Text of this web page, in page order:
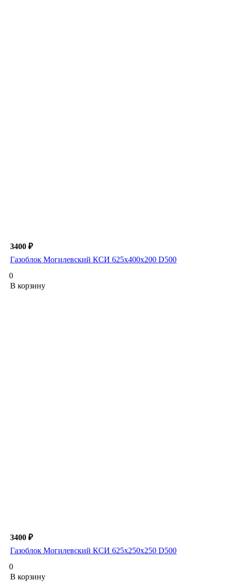
3400 ₽
Газоблок Могилевский КСИ 625х400х200 D500
0
В корзину
3400 ₽
Газоблок Могилевский КСИ 625х250х250 D500
0
В корзину